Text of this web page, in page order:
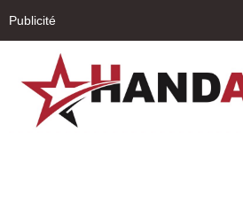
Publicité